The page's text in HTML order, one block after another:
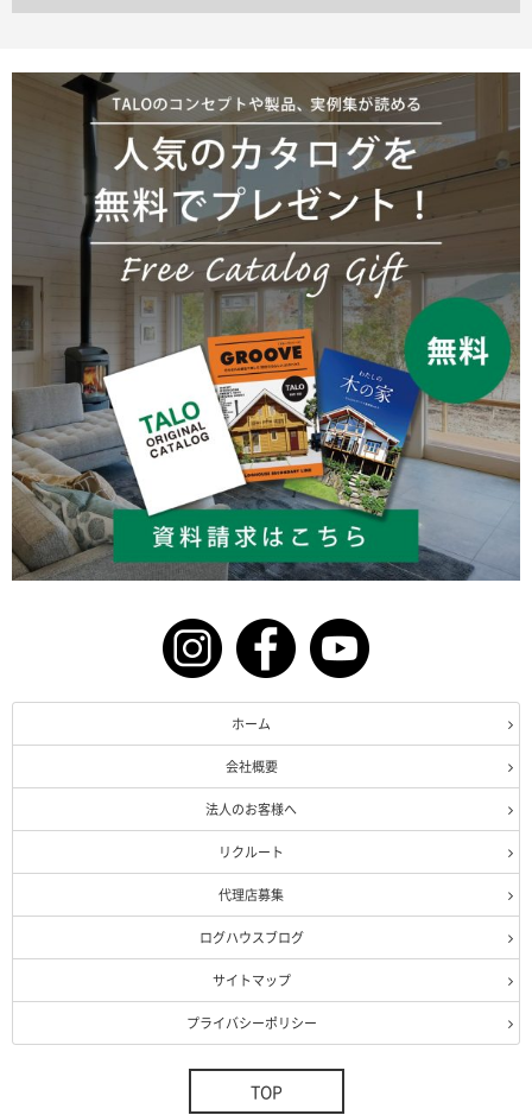
ホーム
会社概要
法人のお客様へ
リクルート
代理店募集
ログハウスブログ
サイトマップ
プライバシーポリシー
TOP